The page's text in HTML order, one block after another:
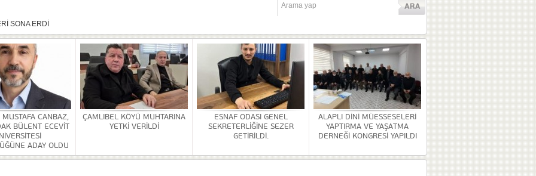
SONA ERDİ
KALDIRILDI
DÜZENLENDİ
BİNASİ YAPILACAK
BÜLENT ECEVİT ÜNİVERSİTESİ REKTÖRLÜĞÜNE ADAY OLDU
MUSTAFA CANBAZ,
BÜLENT ECEVİT
ADAY OLDU
ÇAMLIBEL KÖYÜ MUHTARINA
YETKİ VERİLDİ
ESNAF ODASI GENEL
SEKRETERLİĞİNE SEZER
GETİRİLDİ.
ALAPLI DİNİ MÜESSESELERİ
YAPTIRMA VE YAŞATMA
DERNEĞİ KONGRESİ YAPILDI